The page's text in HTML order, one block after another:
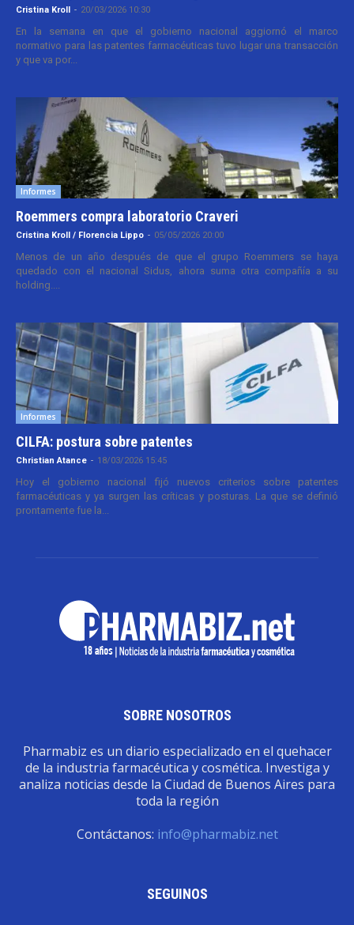
Cristina Kroll - 20/03/2026 10:30
En la semana en que el gobierno nacional aggiornó el marco
normativo para las patentes farmacéuticas tuvo lugar una transacción
y que va por...
Informes
Roemmers compra laboratorio Craveri
Cristina Kroll / Florencia Lippo - 05/05/2026 20:00
Menos de un año después de que el grupo Roemmers se haya
quedado con el nacional Sidus, ahora suma otra compañía a su
holding....
Informes
CILFA: postura sobre patentes
Christian Atance - 18/03/2026 15:45
Hoy el gobierno nacional fijó nuevos criterios sobre patentes
farmacéuticas y ya surgen las críticas y posturas. La que se definió
prontamente fue la...
SOBRE NOSOTROS
Pharmabiz es un diario especializado en el quehacer
de la industria farmacéutica y cosmética. Investiga y
analiza noticias desde la Ciudad de Buenos Aires para
toda la región
Contáctanos: info@pharmabiz.net
SEGUINOS